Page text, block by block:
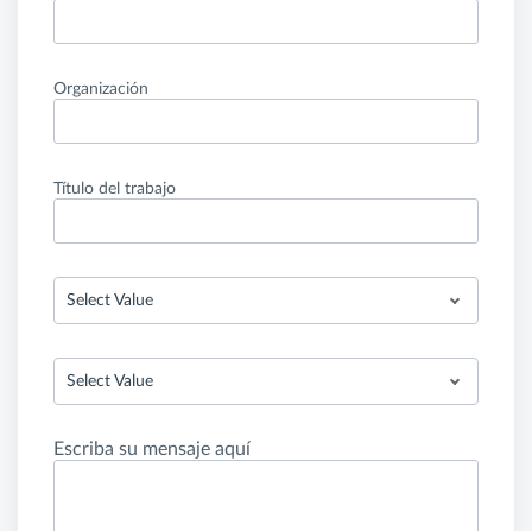
Organización
Título del trabajo
Select Value
Select Value
Escriba su mensaje aquí